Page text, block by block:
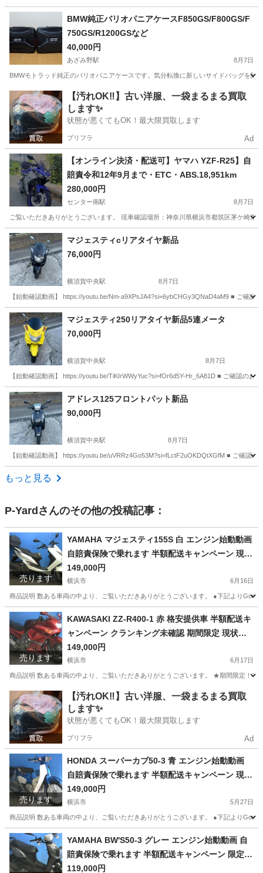
神奈川 藤沢市 湘南台駅 その他
BMW純正バリオパニアケースF850GS/F800GS/F
750GS/R1200GSなど
40,000円
あざみ野駅 8月7日
BMWモトラッド純正のバリオパニアケースです。気分転換に新しいサイドバッグを
神奈川 横浜市 あざみ野駅 その他
【汚れOK‼️】古い洋服、一袋まるまる買取
します✨
状態が悪くてもOK！最大限買取します
プリフラ Ad
【オンライン決済・配送可】ヤマハ YZF-R25】自
賠責令和12年9月まで・ETC・ABS.18,951km
280,000円
センター南駅 8月7日
ご覧いただきありがとうございます。 現車確認場所：神奈川県横浜市都筑区茅ケ崎
神奈川 横浜市 センター南駅 ヤマハ YZF
マジェスティcリアタイヤ新品
76,000円
横須賀中央駅 8月7日
【始動確認動画】 https://youtu.be/Nm-a9XPsJA4?si=6ybCHGy3QNaD4aM9 ■ ご確
神奈川 横須賀市 バイク バイカーズクサマ
マジェスティ250リアタイヤ新品5連メータ
70,000円
横須賀中央駅 8月7日
【始動確認動画】 https://youtu.be/TiKIrWWyYuc?si=fOr6d5Y-Hr_6A81D ■ ご確認の
神奈川 横須賀市 バイク
アドレス125フロントパット新品
90,000円
横須賀中央駅 8月7日
【始動確認動画】 https://youtu.be/uVRRz4Go53M?si=fLctF2uOKDQtXGfM ■ ご確認
神奈川 横須賀市
もっと見る
P-Yard さんのその他の投稿記事：
売ります
YAMAHA マジェスティ155S 白 エンジン始動動画
自賠責保険で乗れます 半額配送キャンペーン 現状
渡し諸経費￥0- 横浜 P-Yard
149,000円
横浜市 6月16日
商品説明 数ある車両の中より、ご覧いただきありがとうございます。 ●下記より
神奈川 横浜市
売ります
KAWASAKI ZZ-R400-1 赤 格安提供車 半額配送キ
ャンペーン クランキング未確認 期間限定 現状渡
し諸経費￥0- 横浜 P-Yard
149,000円
横浜市 6月17日
商品説明 数ある車両の中より、ご覧いただきありがとうございます。 ★期間限定！
神奈川 横浜市 カワサキ クランキング
【汚れOK‼️】古い洋服、一袋まるまる買取
します✨
状態が悪くてもOK！最大限買取します
プリフラ Ad
売ります
HONDA スーパーカブ50-3 青 エンジン始動動画
自賠責保険で乗れます 半額配送キャンペーン 現状
渡し諸経費￥0- 横浜 P-Yard
149,000円
横浜市 5月27日
商品説明 数ある車両の中より、ご覧いただきありがとうございます。 ●下記より
神奈川 横浜市 YAMAHA BW'S50-3 グレー エンジン始動動画 自
賠責保険で乗れます 半額配送キャンペーン 限定
現状渡し諸経費￥0- 横浜 P-Yard
119,000円